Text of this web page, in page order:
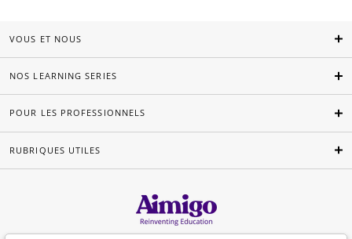
VOUS ET NOUS
NOS LEARNING SERIES
POUR LES PROFESSIONNELS
RUBRIQUES UTILES